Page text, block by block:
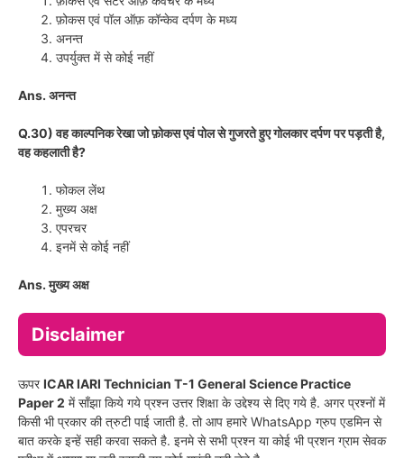
फ़ोकस एवं पॉल ऑफ़ कॉन्केव दर्पण के मध्य
अनन्त
उपर्युक्त में से कोई नहीं
Ans. अनन्त
Q.30) वह काल्पनिक रेखा जो फ़ोकस एवं पोल से गुजरते हुए गोलकार दर्पण पर पड़ती है,
वह कहलाती है?
फोकल लेंथ
मुख्य अक्ष
एपरचर
इनमें से कोई नहीं
Ans. मुख्य अक्ष
Disclaimer
ऊपरICAR IARI Technician T-1 General Science Practice
Paper 2 में साँझा किये गये प्रश्न उत्तर शिक्षा के उद्देश्य से दिए गये है. अगर प्रश्नों में
किसी भी प्रकार की त्रुटी पाई जाती है. तो आप हमारे WhatsApp ग्रुप एडमिन से
बात करके इन्हें सही करवा सकते है. इनमे से सभी प्रश्न या कोई भी प्रशन ग्राम सेवक